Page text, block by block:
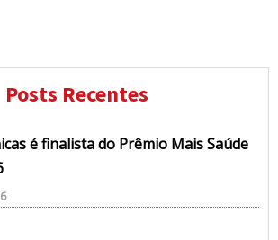
Posts Recentes
é finalista do Prêmio Mais Saúde